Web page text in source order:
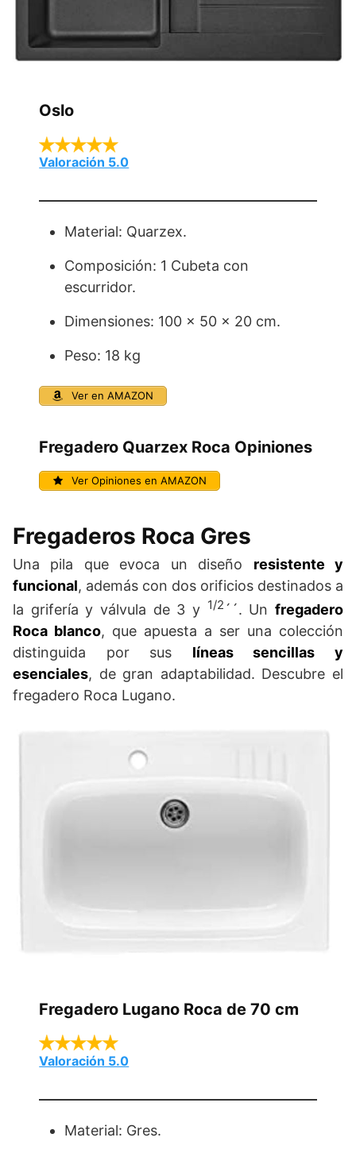
Oslo
Valoración 5.0
Material: Quarzex.
Composición: 1 Cubeta con
escurridor.
Dimensiones: 100 x 50 x 20 cm.
Peso: 18 kg
Ver en AMAZON
Fregadero Quarzex Roca Opiniones
Ver Opiniones en AMAZON
Fregaderos Roca Gres
Una pila que evoca un diseño resistente y
funcional, además con dos orificios destinados a
la grifería y válvula de 3 y 1/2 ´´. Unfregadero
Roca blanco, que apuesta a ser una colección
distinguida por sus líneas sencillas y
esenciales, de gran adaptabilidad. Descubre el
fregadero Roca Lugano.
Fregadero Lugano Roca de 70 cm
Valoración 5.0
Material: Gres.